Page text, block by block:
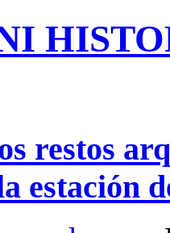
restos
estación